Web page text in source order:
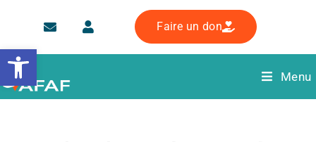
Ouvrir la barre d’outils
Faire un don
Menu